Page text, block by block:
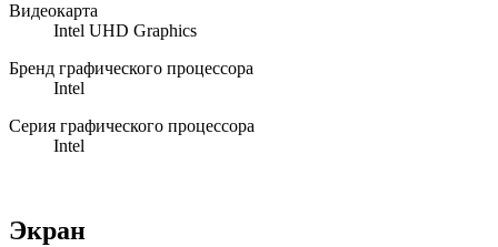
Видеокарта
Intel UHD Graphics
Бренд графического процессора
Intel
Серия графического процессора
Intel
Экран